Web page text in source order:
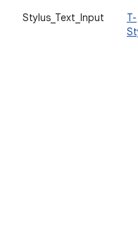
Stylus_Text_Input
T-